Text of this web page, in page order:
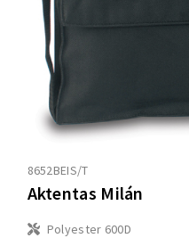
8652BEIS/T
Aktentas Milán
Polyester 600D